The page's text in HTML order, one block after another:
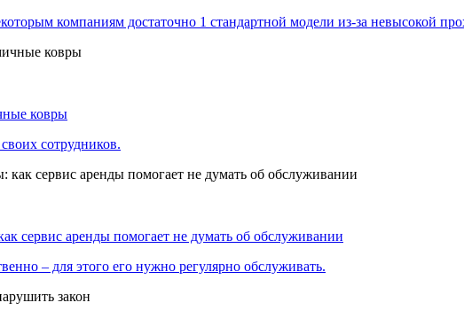
компаниям достаточно 1 стандартной модели из-за невысокой
ковры
сотрудников.
сервис аренды помогает не думать об обслуживании
– для этого его нужно регулярно обслуживать.